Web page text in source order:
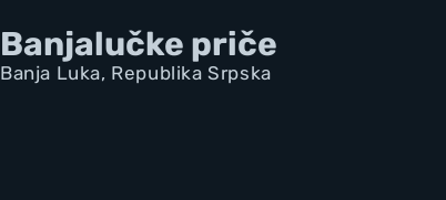
Banjalučke priče
Banja Luka, Republika Srpska